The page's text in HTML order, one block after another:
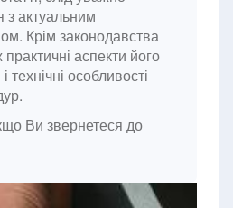
з актуальним
Крім законодавства
практичні аспекти його
технічні особливості
Ви звернетеся до